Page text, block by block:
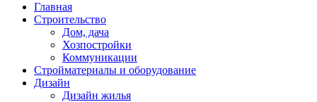
Главная
Строительство
Дом, дача
Хозпостройки
Коммуникации
Стройматериалы и оборудование
Дизайн
Дизайн жилья